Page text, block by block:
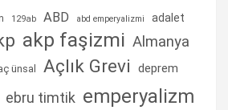
129ab ABD abd emperyalizmi adalet
akp faşizmi Almanya
ünsal Açlık Grevi deprem
ebru timtik emperyalizm